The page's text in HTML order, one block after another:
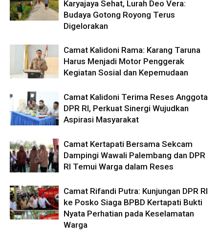
Karyajaya Sehat, Lurah Deo Vera:
Budaya Gotong Royong Terus
Digelorakan
Camat Kalidoni Rama: Karang Taruna
Harus Menjadi Motor Penggerak
Kegiatan Sosial dan Kepemudaan
Camat Kalidoni Terima Reses Anggota
DPR RI, Perkuat Sinergi Wujudkan
Aspirasi Masyarakat
Camat Kertapati Bersama Sekcam
Dampingi Wawali Palembang dan DPR
RI Temui Warga dalam Reses
Camat Rifandi Putra: Kunjungan DPR RI
ke Posko Siaga BPBD Kertapati Bukti
Nyata Perhatian pada Keselamatan
Warga